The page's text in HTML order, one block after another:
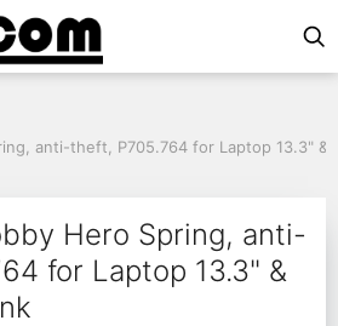
anti-theft, P705.764 for Laptop 13.3" &
Bobby
anti-theft, P705.764 for Laptop 13.3" &
Hero Spring, anti-
for Laptop 13.3" &